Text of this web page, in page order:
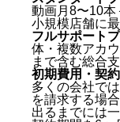
動画月8〜10本
小規模店舗に最
フルサポート
体・複数アカ
まで含む総合支
初期費用・契
多くの会社で
を請求する場
出るまでには
Q2. 契約期
か？
Q3. SNS運
りますか？
Q4. 複数店
きますか？
Q5. SNS運